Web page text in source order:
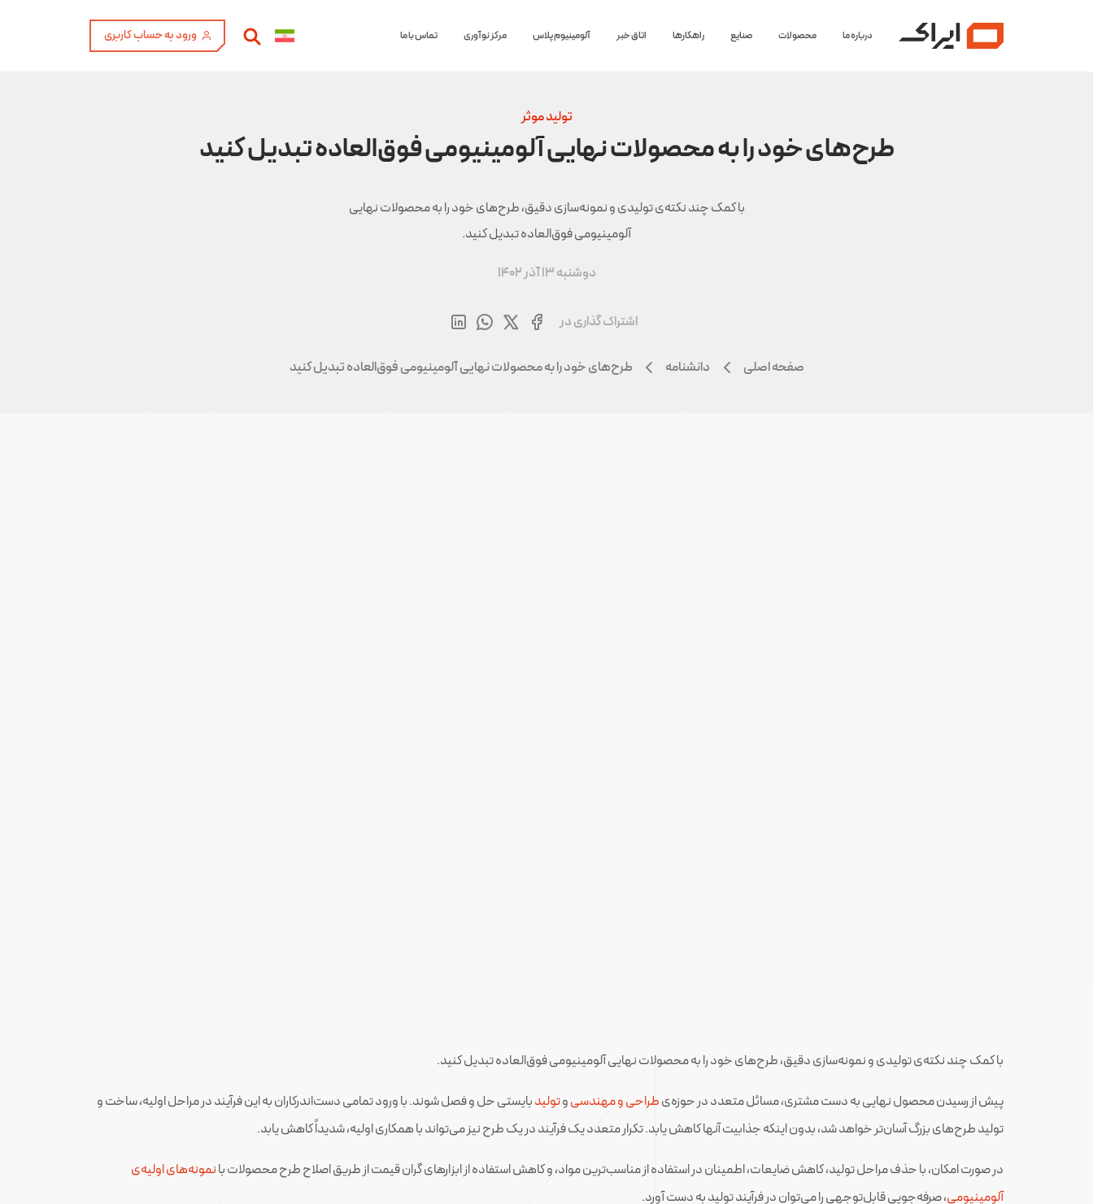
درباره ما محصولات صنایع راهکارها اتاق خبر آلومینیوم پلاس مرکز نوآوری تماس با ما ورود به حساب کاربری
تولید موثر
طرح‌های خود را به محصولات نهایی آلومینیومی فوق‌العاده تبدیل کنید
با کمک چند نکته‌ی تولیدی و نمونه‌سازی دقیق، طرح‌های خود را به محصولات نهایی
آلومینیومی فوق‌العاده تبدیل کنید.
دوشنبه 13 آذر 1402
اشتراک گذاری در
صفحه اصلی دانشنامه طرح‌های خود را به محصولات نهایی آلومینیومی فوق‌العاده تبدیل کنید
با کمک چند نکته‌ی تولیدی و نمونه‌سازی دقیق، طرح‌های خود را به محصولات نهایی آلومینیومی فوق‌العاده تبدیل کنید.
پیش از رسیدن محصول نهایی به دست مشتری، مسائل متعدد در حوزه‌یطراحی و مهندسیوتولیدبایستی حل و فصل شوند. با ورود تمامی دست‌اندرکاران به این فرآیند در مراحل اولیه، ساخت و
تولید طرح‌های بزرگ آسان‌تر خواهد شد، بدون اینکه جذابیت آنها کاهش یابد. تکرار متعدد یک فرآیند در یک طرح نیز می‌تواند با همکاری اولیه، شدیداً کاهش یابد.
در صورت امکان، با حذف مراحل تولید، کاهش ضایعات، اطمینان در استفاده از مناسب‌ترین مواد، و کاهش استفاده از ابزارهای گران قیمت از طریق اصلاح طرح محصولات بانمونه‌های اولیه‌ی
آلومینیومی، صرفه‌جویی قابل‌توجهی را می‌توان در فرآیند تولید به دست آورد.